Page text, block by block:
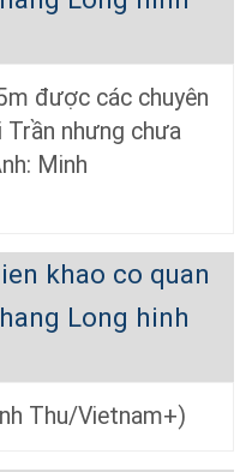
được các chuyên
nhưng chưa
Minh
Thu/Vietnam+)